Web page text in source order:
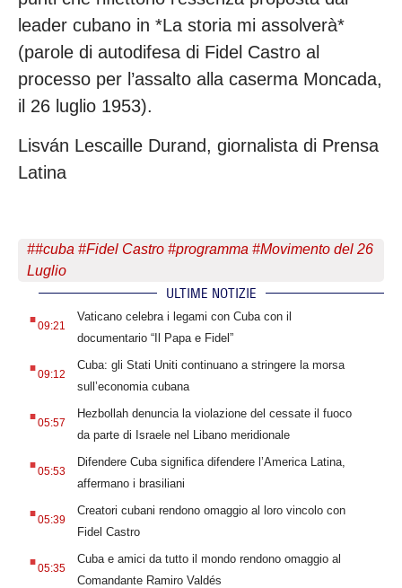
leader cubano in *La storia mi assolverà*
(parole di autodifesa di Fidel Castro al
processo per l’assalto alla caserma Moncada,
il 26 luglio 1953).
Lisván Lescaille Durand, giornalista di Prensa
Latina
##cuba #Fidel Castro #programma #Movimento del 26
Luglio
ULTIME NOTIZIE
.09:21
Vaticano celebra i legami con Cuba con il
documentario “Il Papa e Fidel”
.09:12
Cuba: gli Stati Uniti continuano a stringere la morsa
sull’economia cubana
.05:57
Hezbollah denuncia la violazione del cessate il fuoco
da parte di Israele nel Libano meridionale
.05:53
Difendere Cuba significa difendere l’America Latina,
affermano i brasiliani
.05:39
Creatori cubani rendono omaggio al loro vincolo con
Fidel Castro
.05:35
Cuba e amici da tutto il mondo rendono omaggio al
Comandante Ramiro Valdés